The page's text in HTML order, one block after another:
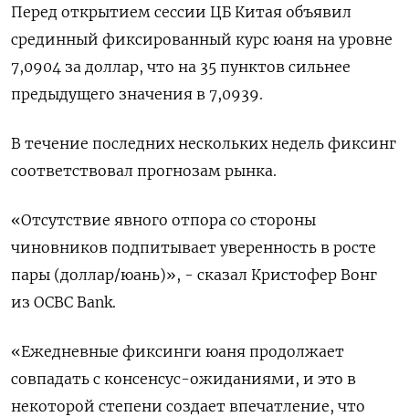
Перед открытием сессии ЦБ Китая объявил
срединный фиксированный курс юаня на уровне
7,0904 за доллар, что на 35 пунктов сильнее
предыдущего значения в 7,0939.
В течение последних нескольких недель фиксинг
соответствовал прогнозам рынка.
«Отсутствие явного отпора со стороны
чиновников подпитывает уверенность в росте
пары (доллар/юань)», - сказал Кристофер Вонг
из OCBC Bank.
«Ежедневные фиксинги юаня продолжает
совпадать с консенсус-ожиданиями, и это в
некоторой степени создает впечатление, что